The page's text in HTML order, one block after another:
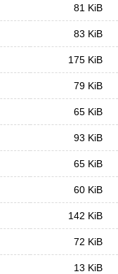
81 KiB
83 KiB
175 KiB
79 KiB
65 KiB
93 KiB
65 KiB
60 KiB
142 KiB
72 KiB
13 KiB